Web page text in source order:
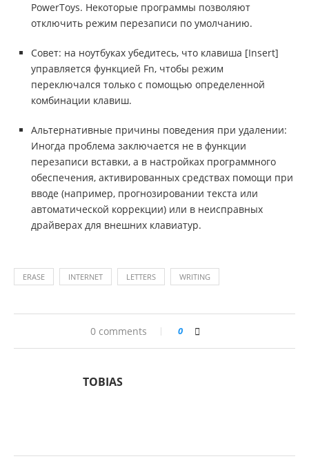
PowerToys. Некоторые программы позволяют
отключить режим перезаписи по умолчанию.
Совет: на ноутбуках убедитесь, что клавиша [Insert]
управляется функцией Fn, чтобы режим
переключался только с помощью определенной
комбинации клавиш.
Альтернативные причины поведения при удалении:
Иногда проблема заключается не в функции
перезаписи вставки, а в настройках программного
обеспечения, активированных средствах помощи при
вводе (например, прогнозировании текста или
автоматической коррекции) или в неисправных
драйверах для внешних клавиатур.
ERASE INTERNET LETTERS WRITING
0 comments 0
TOBIAS